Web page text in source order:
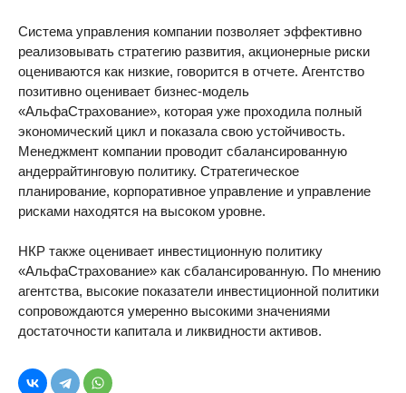
Система управления компании позволяет эффективно
реализовывать стратегию развития, акционерные риски
оцениваются как низкие, говорится в отчете. Агентство
позитивно оценивает бизнес-модель
«АльфаСтрахование», которая уже проходила полный
экономический цикл и показала свою устойчивость.
Менеджмент компании проводит сбалансированную
андеррайтинговую политику. Стратегическое
планирование, корпоративное управление и управление
рисками находятся на высоком уровне.
НКР также оценивает инвестиционную политику
«АльфаСтрахование» как сбалансированную. По мнению
агентства, высокие показатели инвестиционной политики
сопровождаются умеренно высокими значениями
достаточности капитала и ликвидности активов.